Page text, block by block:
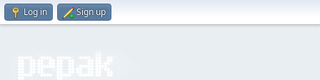
Log in Sign up